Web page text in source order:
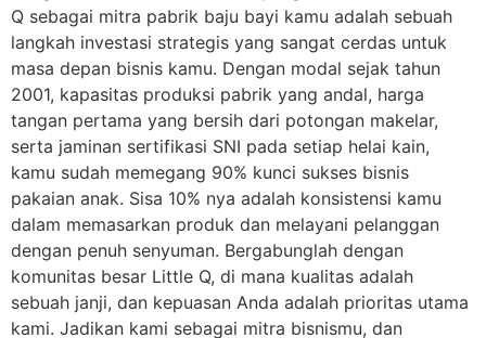
Q sebagai mitra pabrik baju bayi kamu adalah sebuah
langkah investasi strategis yang sangat cerdas untuk
masa depan bisnis kamu. Dengan modal sejak tahun
2001, kapasitas produksi pabrik yang andal, harga
tangan pertama yang bersih dari potongan makelar,
serta jaminan sertifikasi SNI pada setiap helai kain,
kamu sudah memegang 90% kunci sukses bisnis
pakaian anak. Sisa 10% nya adalah konsistensi kamu
dalam memasarkan produk dan melayani pelanggan
dengan penuh senyuman. Bergabunglah dengan
komunitas besar Little Q, di mana kualitas adalah
sebuah janji, dan kepuasan Anda adalah prioritas utama
kami. Jadikan kami sebagai mitra bisnismu, dan